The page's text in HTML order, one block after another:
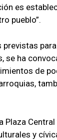
es
pueblo”.
se ha
de
Central
y